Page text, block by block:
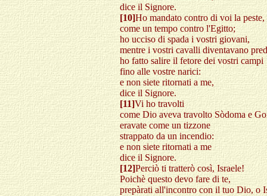
dice il Signore.
[10]Ho mandato contro di voi la peste,
come un tempo contro l'Egitto;
ho ucciso di spada i vostri giovani,
mentre i vostri cavalli diventavano
ho fatto salire il fetore dei vostri campi
fino alle vostre narici:
e non siete ritornati a me,
dice il Signore.
[11]Vi ho travolti
come Dio aveva travolto Sòdoma e
eravate come un tizzone
strappato da un incendio:
e non siete ritornati a me
dice il Signore.
[12]Perciò ti tratterò così, Israele!
Poichè questo devo fare di te,
prepàrati all'incontro con il tuo Dio, o